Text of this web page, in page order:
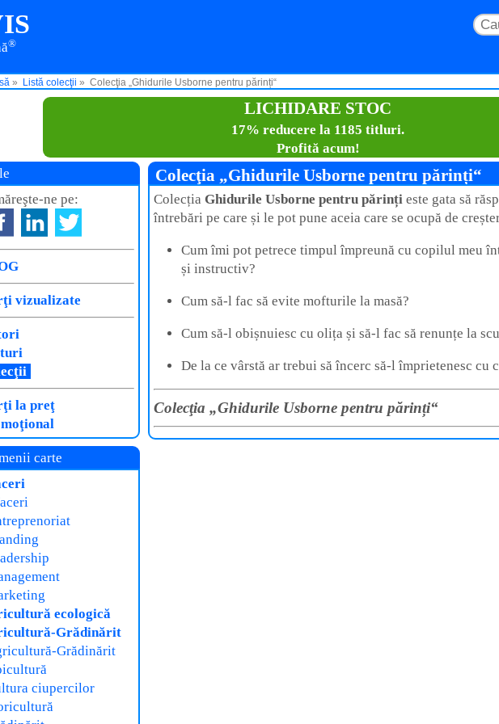
®
Listă colecţii Colecţia „Ghidurile Usborne pentru părinți“
LICHIDARE STOC
17% reducere la 1185 titluri.
Profită acum!
Colecţia „Ghidurile Usborne pentru părinți“
Colecția Ghidurile Usborne pentru părinți este gata să
întrebări pe care și le pot pune aceia care se ocupă de
Cum îmi pot petrece timpul împreună cu copilul meu
și instructiv?
Cum să-l fac să evite mofturile la masă?
Cum să-l obișnuiesc cu olița și să-l fac să renunțe la
De la ce vârstă ar trebui să încerc să-l împrietenesc cu
Colecţia „Ghidurile Usborne pentru părinți“
ne pe:
vizualizate
la preţ
carte
ecologică
Grădinărit
Grădinărit
ciupercilor